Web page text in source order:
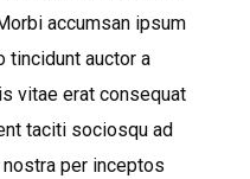
accumsan ipsum
tincidunt auctor a
vitae erat consequat
taciti sociosqu ad
per inceptos